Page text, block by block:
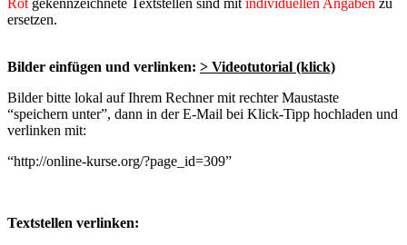
Rot gekennzeichnete Textstellen sind mit individuellen Angaben zu
ersetzen.
Bilder einfügen und verlinken: > Videotutorial (klick)
Bilder bitte lokal auf Ihrem Rechner mit rechter Maustaste
“speichern unter”, dann in der E-Mail bei Klick-Tipp hochladen und
verlinken mit:
“http://online-kurse.org/?page_id=309”
Textstellen verlinken: